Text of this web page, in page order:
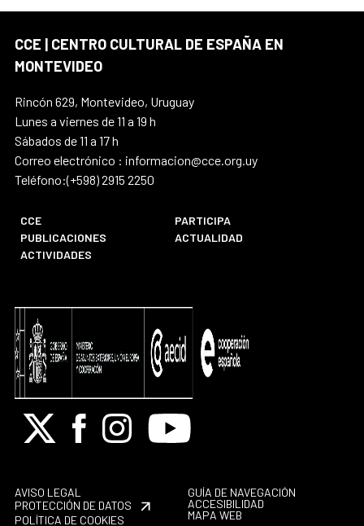
CCE | CENTRO CULTURAL DE ESPAÑA EN
MONTEVIDEO
Rincón 629, Montevideo, Uruguay
Lunes a viernes de 11 a 19 h
Sábados de 11 a 17 h
Correo electrónico : informacion@cce.org.uy
Teléfono:(+598) 2915 2250
CCE
PARTICIPA
PUBLICACIONES
ACTUALIDAD
ACTIVIDADES
X FacebookInstagramYoutube
AVISO LEGAL
PROTECCIÓN DE DATOS
POLÍTICA DE COOKIES
GUÍA DE NAVEGACIÓN
ACCESIBILIDAD
MAPA WEB